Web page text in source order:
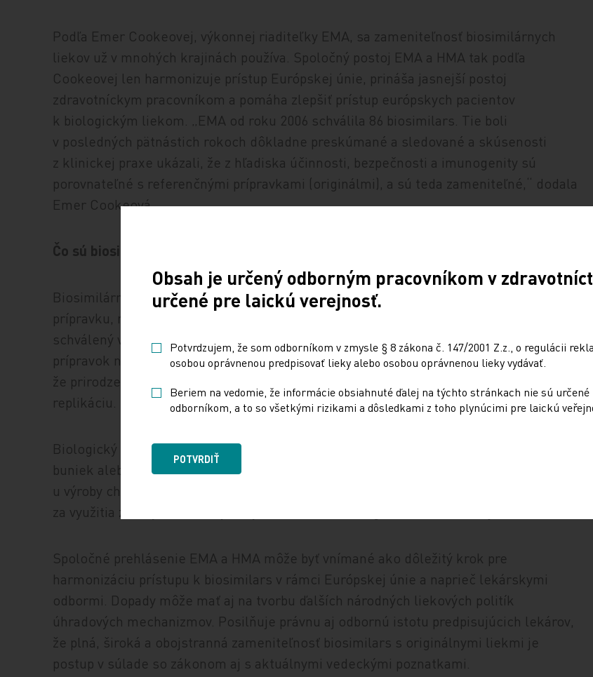
Podľa Emer Cookeovej, výkonnej riaditeľky EMA, sa zameniteľnosť biosimilárnych
liekov už v mnohých krajinách používa. Spoločný postoj EMA a HMA tak podľa
Cookeovej len harmonizuje prístup Európskej únie, prináša jasnejší postoj
zdravotníckym pracovníkom a pomáha zlepšiť prístup európskych pacientov
k biologickým liekom. „EMA od roku 2006 schválila 86 biosimilars. Tie boli
v posledných pätnástich rokoch dôkladne preskúmané a sledované a skúsenosti
z klinickej praxe ukázali, že z hľadiska účinnosti, bezpečnosti a imunogenity sú
porovnateľné s referenčnými prípravkami (originálmi), a sú teda zameniteľné,“ dodala
Emer Cookeová.
Čo sú biosimilars?
Biosimilárny liek je biologický liečivý prípravok veľmi podobný inému biologickému
prípravku, na ktorý sa odkazuje – takzvanému referenčnému prípravku, ktorý už bol
schválený v Európskej únii ako pôvodný (originálny) liečivý prípravok. Biosimilárny
prípravok nie je považovaný za generikum biologického lieku. Je to väčšinou preto,
že prirodzená variabilita a zložitejšia výroba biologických liečiv neumožňujú presnú
replikáciu.
Biologický liečivý prípravok je vyrábaný z biologického zdroja, napríklad z živých
buniek alebo organizmov. Výroba biologických prípravkov býva zložitejšia, než je tomu
u výroby chemických látok. Väčšina je vyrábaná pomocou biotechnológií, často
za využitia zložitých bunkových systémov a technológie rekombinantnej DNA.
Spoločné prehlásenie EMA a HMA môže byť vnímané ako dôležitý krok pre
harmonizáciu prístupu k biosimilars v rámci Európskej únie a naprieč lekárskymi
odbormi. Dopady môže mať aj na tvorbu ďalších národných liekových politík
úhradových mechanizmov. Posilňuje právnu aj odbornú istotu predpisujúcich lekárov,
že plná, široká a obojstranná zameniteľnosť biosimilars s originálnymi liekmi je
postup v súlade so zákonom aj s aktuálnymi vedeckými poznatkami.
Obsah je určený odborným pracovníkom v
určené pre laickú verejnosť.
Potvrdzujem, že som odborníkom v zmysle § 8 zákona č. 147/2001 Z.z., o regulácii
osobou oprávnenou predpisovať lieky alebo osobou oprávnenou lieky vydávať.
Beriem na vedomie, že informácie obsiahnuté ďalej na týchto stránkach nie sú
odborníkom, a to so všetkými rizikami a dôsledkami z toho plynúcimi pre laickú
POTVRDIŤ